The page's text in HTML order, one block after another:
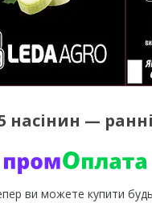
насінин —
ви можете купити